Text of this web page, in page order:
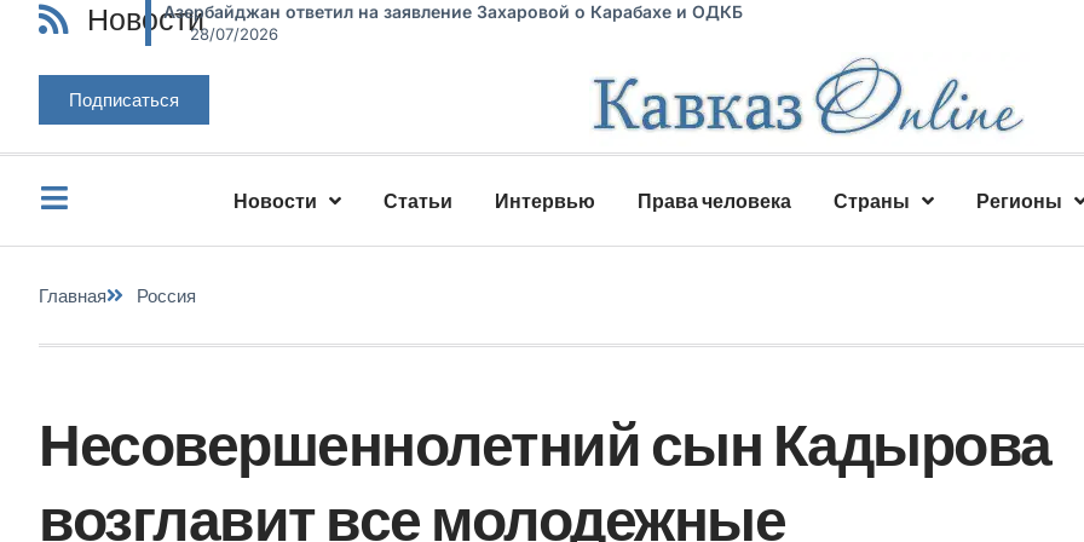
НовостиАзербайджан ответил на заявление Захаровой о Карабахе и ОДКБ
28/07/2026
Подписаться
Новости Статьи Интервью Права человека Страны Регионы
Главная Россия
Несовершеннолетний сын Кадырова
возглавит все молодежные